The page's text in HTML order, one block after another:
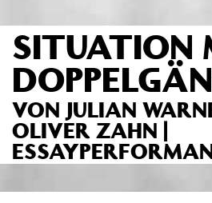
SITUATION
VON JULIAN
OLIVER ZAHN |